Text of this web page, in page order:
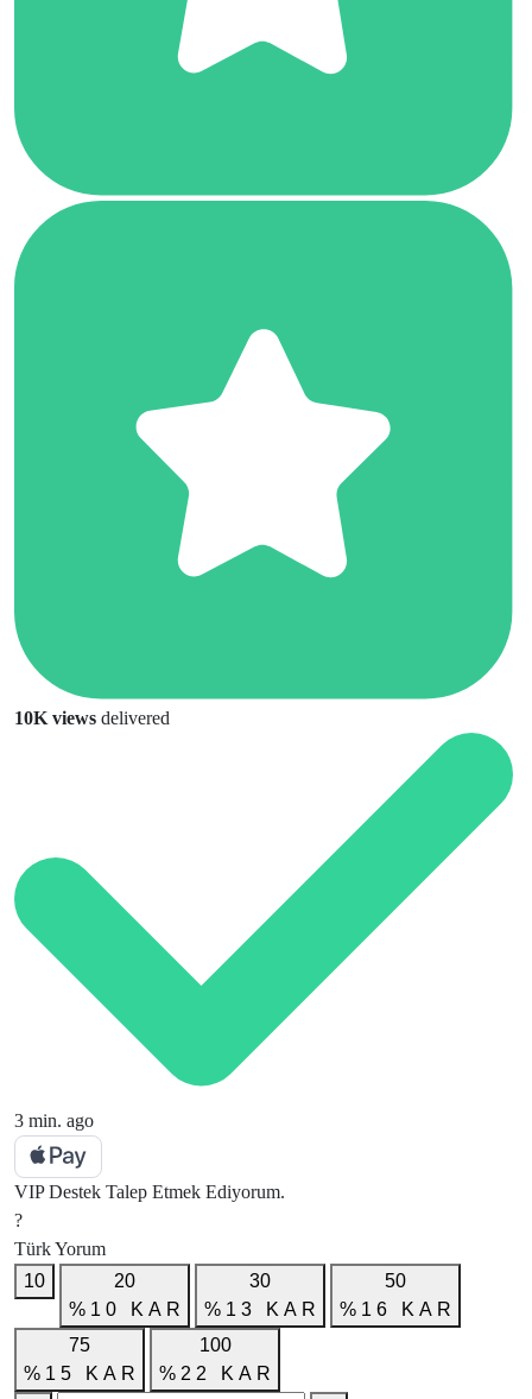
10K views delivered
3 min. ago
VIP Destek Talep Etmek Ediyorum.
?
Türk Yorum
10
20
% 1 0 K A R
30
% 1 3 K A R
50
% 1 6 K A R
75
% 1 5 K A R
100
% 2 2 K A R